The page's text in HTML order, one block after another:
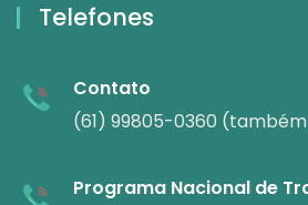
Telefones
Contato
(61) 99805-0360
Programa Nacional de